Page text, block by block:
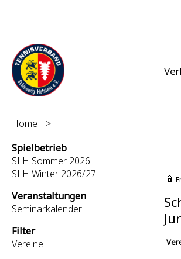
Home
>
Spielbetrieb
SLH Sommer 2026
SLH Winter 2026/27
Veranstaltungen
Seminarkalender
Filter
Vereine